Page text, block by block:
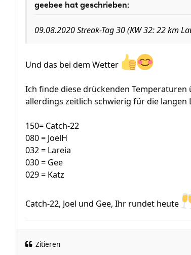
geebee hat geschrieben:
09.08.2020 Streak-Tag 30 (KW 32: 22 km
Und das bei dem Wetter
Ich finde diese drückenden
allerdings zeitlich schwierig für die langen
150= Catch-22
080 = JoelH
032 = Lareia
030 = Gee
029 = Katz
Catch-22, Joel und Gee, Ihr rundet heute
Zitieren